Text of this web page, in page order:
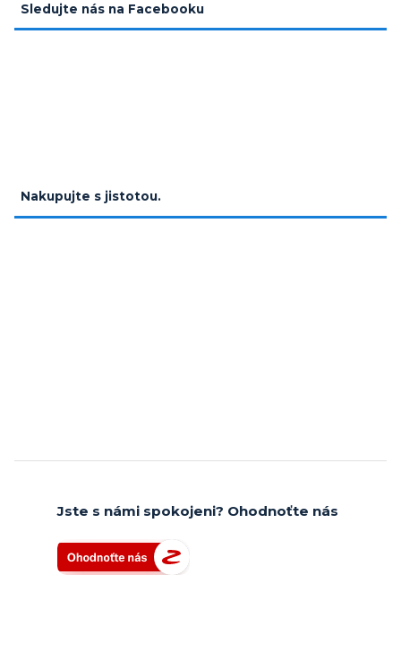
Sledujte nás na Facebooku
Nakupujte s jistotou.
Jste s námi spokojeni? Ohodnoťte nás